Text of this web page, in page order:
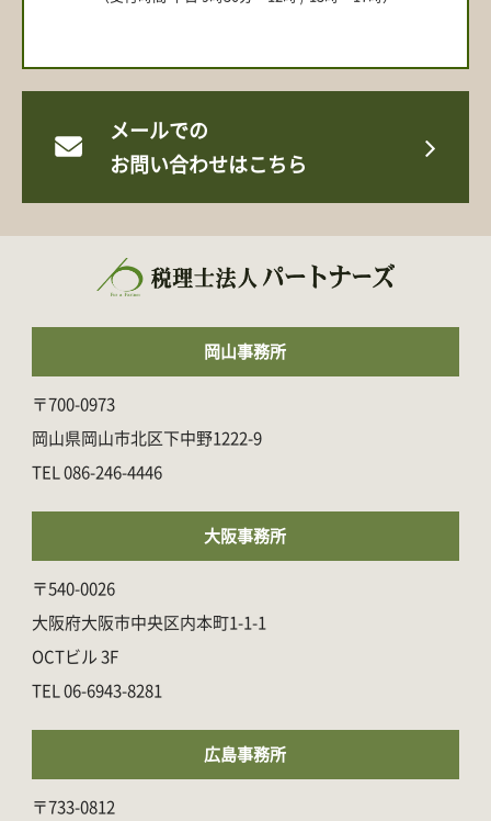
メールでの
お問い合わせはこちら
岡山事務所
〒700-0973
岡山県岡山市北区下中野1222-9
086-246-4446
大阪事務所
〒540-0026
大阪府大阪市中央区内本町1-1-1
OCTビル 3F
06-6943-8281
広島事務所
〒733-0812